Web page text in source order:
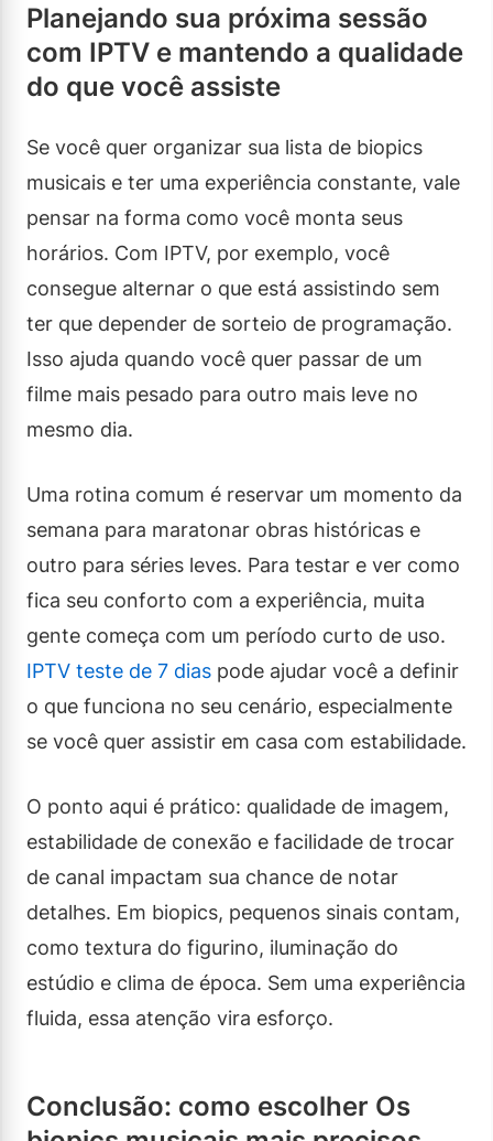
Planejando sua próxima sessão
com IPTV e mantendo a qualidade
do que você assiste
Se você quer organizar sua lista de biopics
musicais e ter uma experiência constante, vale
pensar na forma como você monta seus
horários. Com IPTV, por exemplo, você
consegue alternar o que está assistindo sem
ter que depender de sorteio de programação.
Isso ajuda quando você quer passar de um
filme mais pesado para outro mais leve no
mesmo dia.
Uma rotina comum é reservar um momento da
semana para maratonar obras históricas e
outro para séries leves. Para testar e ver como
fica seu conforto com a experiência, muita
gente começa com um período curto de uso.
IPTV teste de 7 dias pode ajudar você a definir
o que funciona no seu cenário, especialmente
se você quer assistir em casa com estabilidade.
O ponto aqui é prático: qualidade de imagem,
estabilidade de conexão e facilidade de trocar
de canal impactam sua chance de notar
detalhes. Em biopics, pequenos sinais contam,
como textura do figurino, iluminação do
estúdio e clima de época. Sem uma experiência
fluida, essa atenção vira esforço.
Conclusão: como escolher Os